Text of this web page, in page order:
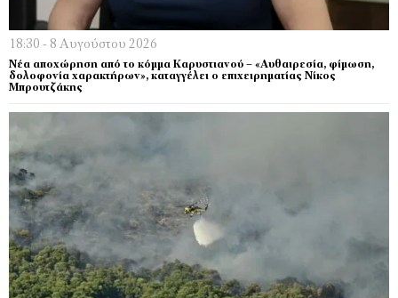
18:30 - 8 Αυγούστου 2026
Νέα αποχώρηση από το κόμμα Καρυστιανού – «Αυθαιρεσία, φίμωση,
δολοφονία χαρακτήρων», καταγγέλει ο επιχειρηματίας Νίκος
Μπρουτζάκης